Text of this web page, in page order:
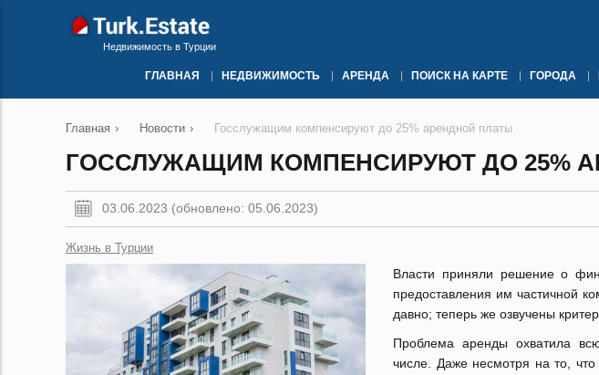
Недвижимость в Турции
ГЛАВНАЯ НЕДВИЖИМОСТЬ АРЕНДА ПОИСК НА КАРТЕ ГОРОДА
Главная › Новости › Госслужащим компенсируют до 25% арендной платы
ГОССЛУЖАЩИМ КОМПЕНСИРУЮТ ДО 25%
03.06.2023 (обновлено: 05.06.2023)
Жизнь в Турции
Власти приняли решение о
предоставления им частичной
давно; теперь же озвучены
Проблема аренды охватила
числе. Даже несмотря на то, что